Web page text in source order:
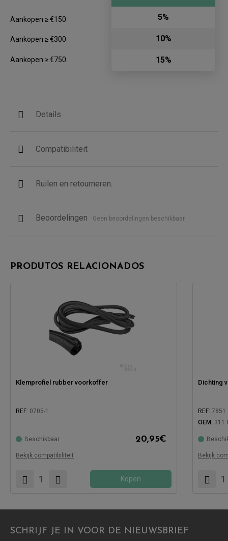
Aankopen ≥ €150
Aankopen ≥ €300
Aankopen ≥ €750
5%
10%
15%
Details
Compatibiliteit
Ruilen en retourneren.
Beoordelingen Geen beoordelingen beschikbaar
PRODUTOS RELACIONADOS
Klemprofiel rubber voorkoffer
REF: 0705-1
Beschikbaar 20,95€
Bekijk compatibiliteit
Compatibel met:
Kopen
Dichting
REF: 7851
OEM: 311
Bekijk
SCHRIJF JE IN VOOR DE NIEUWSBRIEF